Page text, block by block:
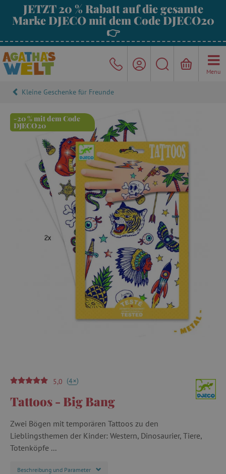
JETZT 20 % Rabatt auf die gesamte
Marke DJECO mit dem Code DJECO20
👉
Menu
Kleine Geschenke für Freunde
-20 % mit dem Code
DJECO20
5,0 (4+)
Tattoos - Big Bang
Zwei Bögen mit temporären Tattoos zu den
Lieblingsthemen der Kinder: Western, Dinosaurier, Tiere,
Totenköpfe ...
Beschreibung und Parameter